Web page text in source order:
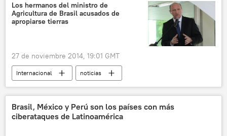
Los hermanos del ministro de
Agricultura de Brasil acusados de
apropiarse tierras
27 de noviembre 2014, 19:01 GMT
Internacional noticias
Brasil, México y Perú son los países con más
ciberataques de Latinoamérica